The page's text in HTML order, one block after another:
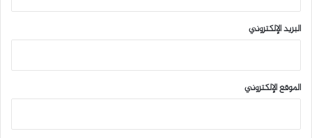
البريد الإلكتروني
الموقع الإلكتروني